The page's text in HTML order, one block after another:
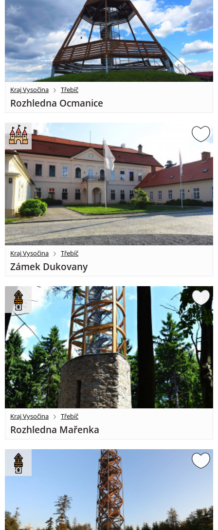
Kraj Vysočina Třebíč
Rozhledna Ocmanice
Kraj Vysočina Třebíč
Zámek Dukovany
Kraj Vysočina Třebíč
Rozhledna Mařenka